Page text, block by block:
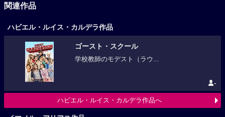
関連作品
ハビエル・ルイス・カルデラ作品
ゴースト・スクール
学校教師のモデスト（ラウ...
-
ハビエル・ルイス・カルデラ作品へ